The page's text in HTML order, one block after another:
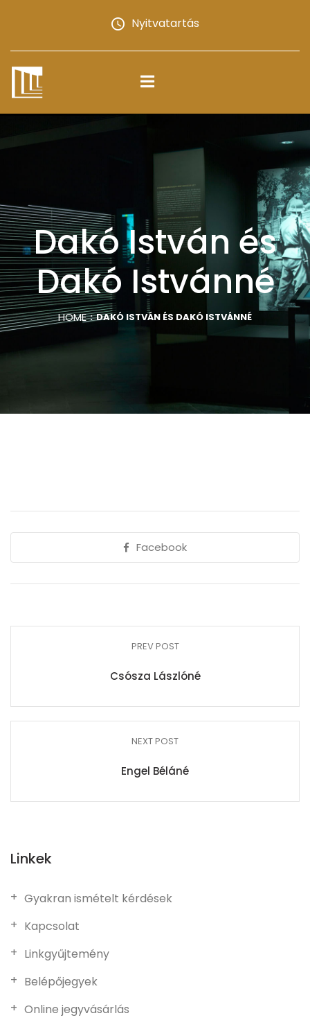
Nyitvatartás
Dakó István és
Dakó Istvánné
HOME DAKÓ ISTVÁN ÉS DAKÓ ISTVÁNNÉ
Facebook
PREV POST
Csósza Lászlóné
NEXT POST
Engel Béláné
Linkek
Gyakran ismételt kérdések
Kapcsolat
Linkgyűjtemény
Belépőjegyek
Online jegyvásárlás